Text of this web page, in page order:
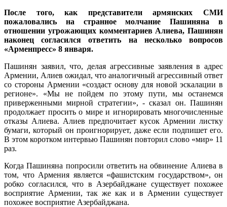
После того, как представители армянских СМИ
пожаловались на странное молчание Пашиняна в
отношении угрожающих комментариев Алиева, Пашинян
наконец согласился ответить на несколько вопросов
«Арменпресс» 8 января.
Пашинян заявил, что, делая агрессивные заявления в адрес
Армении, Алиев ожидал, что аналогичный агрессивный ответ
со стороны Армении «создаст основу для новой эскалации в
регионе». «Мы не пойдем по этому пути, мы останемся
приверженными мирной стратегии», - сказал он. Пашинян
продолжает просить о мире и игнорировать многочисленные
отказы Алиева. Алиев предпочитает кусок Армении листку
бумаги, который он проигнорирует, даже если подпишет его.
В этом коротком интервью Пашинян повторил слово «мир» 11
раз.
Когда Пашиняна попросили ответить на обвинение Алиева в
том, что Армения является «фашистским государством», он
робко согласился, что в Азербайджане существует похожее
восприятие Армении, так же как и в Армении существует
похожее восприятие Азербайджана.